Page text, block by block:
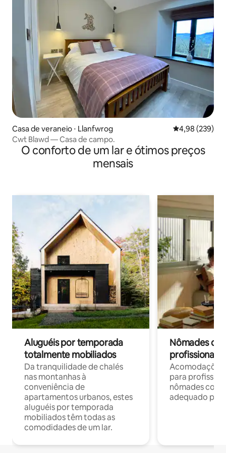
Casa de veraneio ⋅ Llanfwrog 4,98 de uma
4,98 (239)
Cwt Blawd — Casa de campo.
O conforto de um lar e ótimos preços
mensais
Aluguéis por temporada
totalmente mobiliados
Da tranquilidade de chalés
nas montanhas à
conveniência de
apartamentos urbanos, estes
aluguéis por temporada
mobiliados têm todas as
comodidades de um lar.
Nômades
profissionais
para
nômades com
adequado